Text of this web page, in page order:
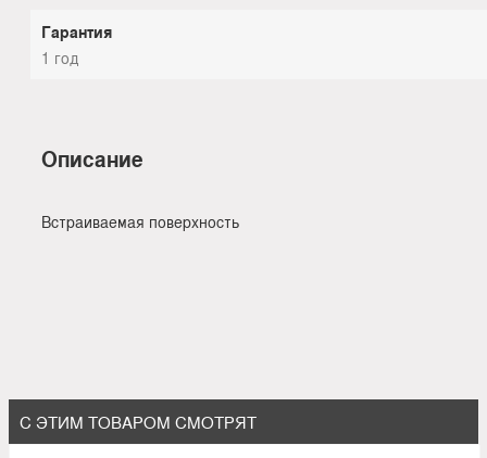
Гарантия
1 год
Описание
Встраиваемая поверхность
С ЭТИМ ТОВАРОМ СМОТРЯТ